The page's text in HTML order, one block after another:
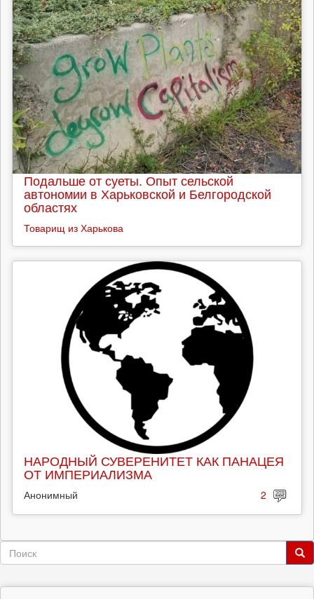
Подальше от суеты. Опыт сельской
автономии в Харьковской и Белгородской
областях
Товарищ из Харькова
НАРОДНЫЙ СУВЕРЕНИТЕТ КАК ПАНАЦЕЯ
ОТ ИМПЕРИАЛИЗМА
Анонимный 2
Форма